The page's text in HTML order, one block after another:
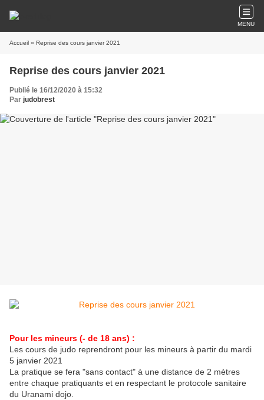
MENU
Accueil » Reprise des cours janvier 2021
Reprise des cours janvier 2021
Publié le 16/12/2020 à 15:32
Par judobrest
Pour les mineurs (- de 18 ans) :
Les cours de judo reprendront pour les mineurs à partir du mardi
5 janvier 2021
La pratique se fera "sans contact" à une distance de 2 mètres
entre chaque pratiquants et en respectant le protocole sanitaire
du Uranami dojo.